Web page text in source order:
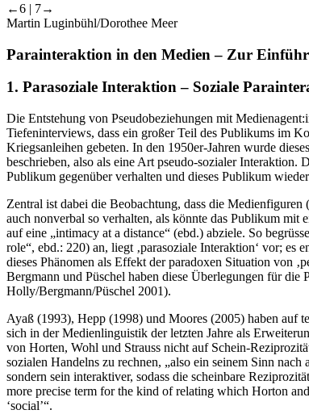
←6 | 7→
Martin Luginbühl/Dorothee Meer
Parainteraktion in den Medien – Zur
1. Parasoziale Interaktion – Soziale
Die Entstehung von Pseudobeziehungen mit
Tiefeninterviews, dass ein großer Teil des Publikums im
Kriegsanleihen gebeten. In den 1950er-Jahren wurde
beschrieben, also als eine Art pseudo-sozialer Interaktion.
Publikum gegenüber verhalten und dieses Publikum
Zentral ist dabei die Beobachtung, dass die
auch nonverbal so verhalten, als könnte das Publikum mit
auf eine „intimacy at a distance“ (ebd.) abziele. So
role“, ebd.: 220) an, liegt ‚parasoziale Interaktion‘ vor;
dieses Phänomen als Effekt der paradoxen Situation von
Bergmann und Püschel haben diese Überlegungen für die
Holly/Bergmann/Püschel 2001).
Ayaß (1993), Hepp (1998) und Moores (2005) haben auf
sich in der Medienlinguistik der letzten Jahre als
von Horten, Wohl und Strauss nicht auf Schein-
sozialen Handelns zu rechnen, „also ein seinem Sinn
sondern sein interaktiver, sodass die scheinbare
more precise term for the kind of relating which Horton
‘social’“.